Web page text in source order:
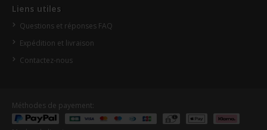
Liens utiles
Questions et réponses FAQ
Expédition et livraison
Contactez-nous
Méthodes de payement: